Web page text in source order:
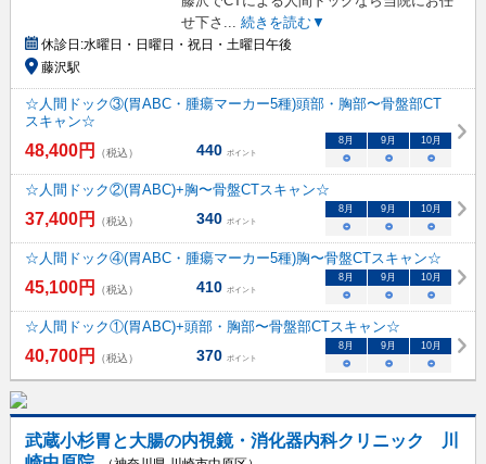
せ下さ ... 続きを読む▼
休診日:水曜日・日曜日・祝日・土曜日午後
藤沢駅
☆人間ドック③(胃ABC・腫瘍マーカー5種)頭部・胸部〜骨盤部CT
スキャン☆
48,400円 （税込） 440 ポイント
8月 9月 10月
○ ○ ○
☆人間ドック②(胃ABC)+胸〜骨盤CTスキャン☆
37,400円 （税込） 340 ポイント
8月 9月 10月
○ ○ ○
☆人間ドック④(胃ABC・腫瘍マーカー5種)胸〜骨盤CTスキャン☆
45,100円 （税込） 410 ポイント
8月 9月 10月
○ ○ ○
☆人間ドック①(胃ABC)+頭部・胸部〜骨盤部CTスキャン☆
40,700円 （税込） 370 ポイント
8月 9月 10月
○ ○ ○
武蔵小杉胃と大腸の内視鏡・消化器内科クリニック 川